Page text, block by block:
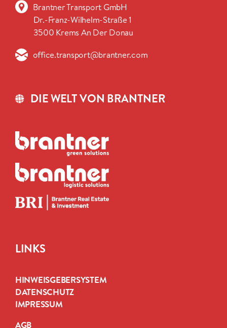
DIE WELT VON BRANTNER
Brantner Transport GmbH
Dr.-Franz-Wilhelm-Straße 1
3500 Krems An Der Donau
office.transport@brantner.com
LINKS
HINWEISGEBERSYSTEM
DATENSCHUTZ
IMPRESSUM
AGB